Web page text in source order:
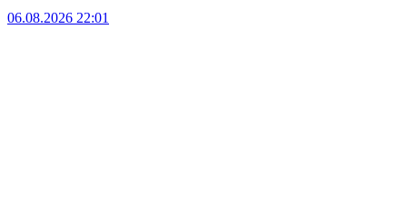
06.08.2026 22:01